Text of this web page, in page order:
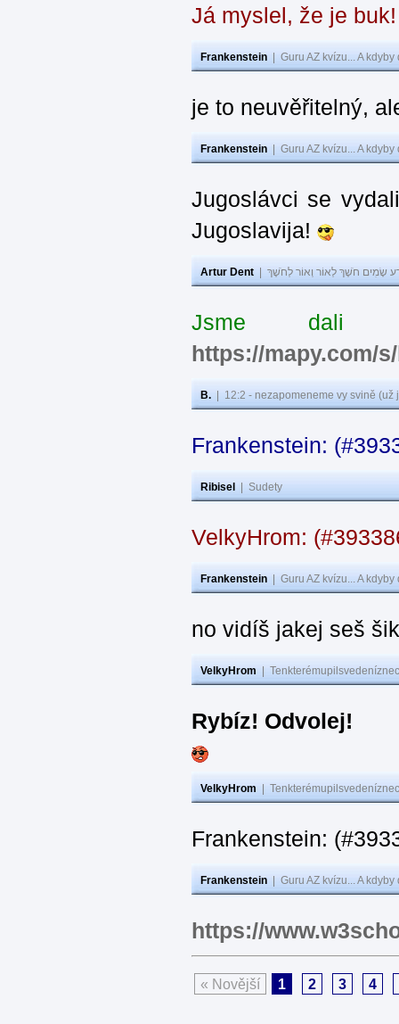
Já myslel, že je
Frankenstein Guru AZ kvízu... A
je to neuvěřitelný,
Frankenstein Guru AZ kvízu... A
Jugoslávci se
Jugoslavija!
Artur Dent שָׂמִים חֹשֶׁךְ לְאוֹר וְאוֹר לְחֹשֶׁךְ
Jsme dali
https://mapy.com/
B. 12:2 - nezapomeneme vy svině
Frankenstein:
Ribisel Sudety
VelkyHrom:
Frankenstein Guru AZ kvízu... A
no vidíš jakej seš
VelkyHrom
Rybíz! Odvolej!
VelkyHrom
Frankenstein:
Frankenstein Guru AZ kvízu... A
https://
« Novější 1 2 3 4